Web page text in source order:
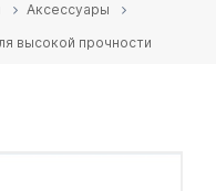
Аксессуары
высокой прочности